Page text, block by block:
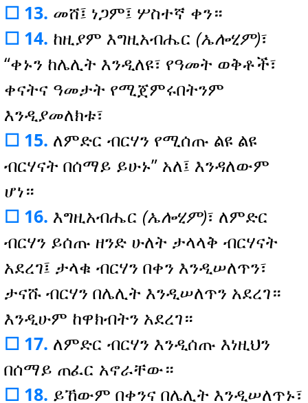
☐ 13. መሸ፤ ነጋም፤ ሦስተኛ ቀን።
☐ 14. ከዚያም እግዚአብሔር (ኤሎሂም)፣
“ቀኑን ከሌሊት እንዲለዩ፣ የዓመት ወቅቶች፣
ቀናትና ዓመታት የሚጀምሩበትንም
እንዲያመለክቱ፣
☐ 15. ለምድር ብርሃን የሚሰጡ ልዩ ልዩ
ብርሃናት በሰማይ ይሁኑ” አለ፤ እንዳለውም
ሆነ።
☐ 16. እግዚአብሔር (ኤሎሂም)፣ ለምድር
ብርሃን ይሰጡ ዘንድ ሁለት ታላላቅ ብርሃናት
አደረገ፤ ታላቁ ብርሃን በቀን እንዲሠለጥን፣
ታናሹ ብርሃን በሌሊት እንዲሠለጥን አደረገ።
እንዲሁም ከዋክብትን አደረገ።
☐ 17. ለምድር ብርሃን እንዲሰጡ እነዚህን
በሰማይ ጠፈር አኖራቸው።
☐ 18. ይኸውም በቀንና በሌሊት እንዲሠለጥኑ፣